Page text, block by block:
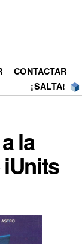
CONTACTAR
¡SALTA!
la
iUnits